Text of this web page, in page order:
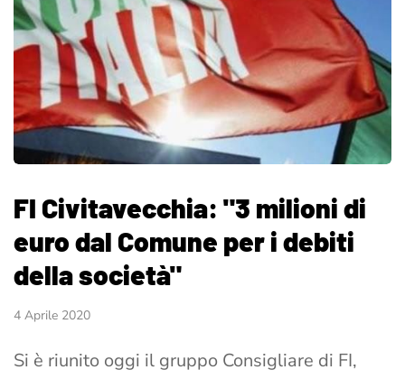
FI Civitavecchia: "3 milioni di
euro dal Comune per i debiti
della società"
4 Aprile 2020
Si è riunito oggi il gruppo Consigliare di FI,